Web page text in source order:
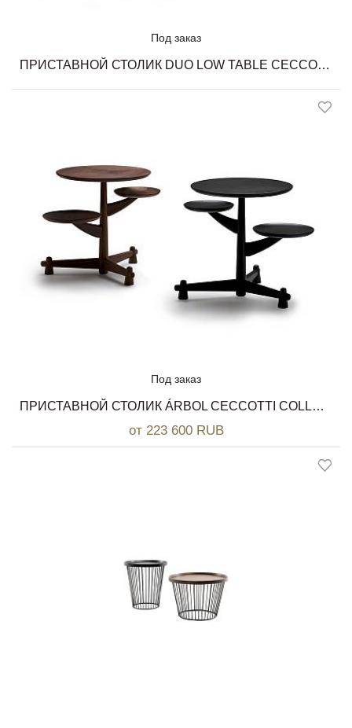
Под заказ
ПРИСТАВНОЙ СТОЛИК DUO LOW TABLE CECCOTTI COLLEZIONI
Под заказ
ПРИСТАВНОЙ СТОЛИК ÁRBOL CECCOTTI COLLEZIONI
от 223 600 RUB